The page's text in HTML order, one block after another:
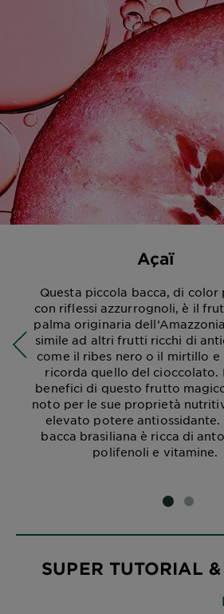
Açaï
Questa piccola bacca, di color
con riflessi azzurrognoli, è il
palma originaria
simile ad altri frutti ricchi di
come il ribes nero o il mirtillo e
ricorda quello del cioccolato.
benefici di questo frutto
noto per le sue proprietà
elevato potere antiossidante.
bacca brasiliana è ricca di
polifenoli e vitamine.
SLIDE 1
SUPER TUTORIAL